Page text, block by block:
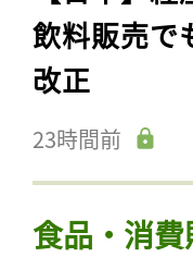
飲料販売で
改正
23時間前
食品・消